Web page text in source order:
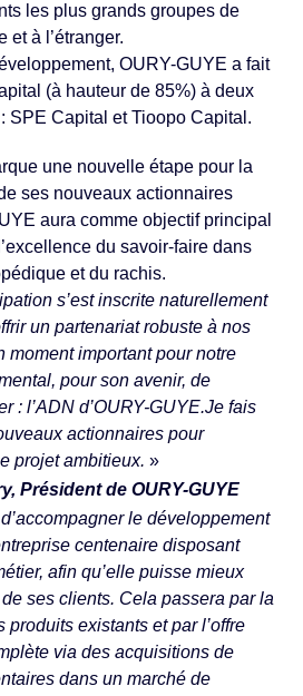
les plus grands groupes de
et à l’étranger.
OURY-GUYE a fait
(à hauteur de 85%) à deux
SPE Capital et Tioopo Capital.
une nouvelle étape pour la
ses nouveaux actionnaires
aura comme objectif principal
du savoir-faire dans
et du rachis.
s’est inscrite naturellement
un partenariat robuste à nos
moment important pour notre
pour son avenir, de
: l’ADN d’OURY-GUYE.Je fais
actionnaires pour
projet ambitieux. »
Président de OURY-GUYE
le développement
centenaire disposant
afin qu’elle puisse mieux
ses clients. Cela passera par la
existants et par l’offre
via des acquisitions de
dans un marché de